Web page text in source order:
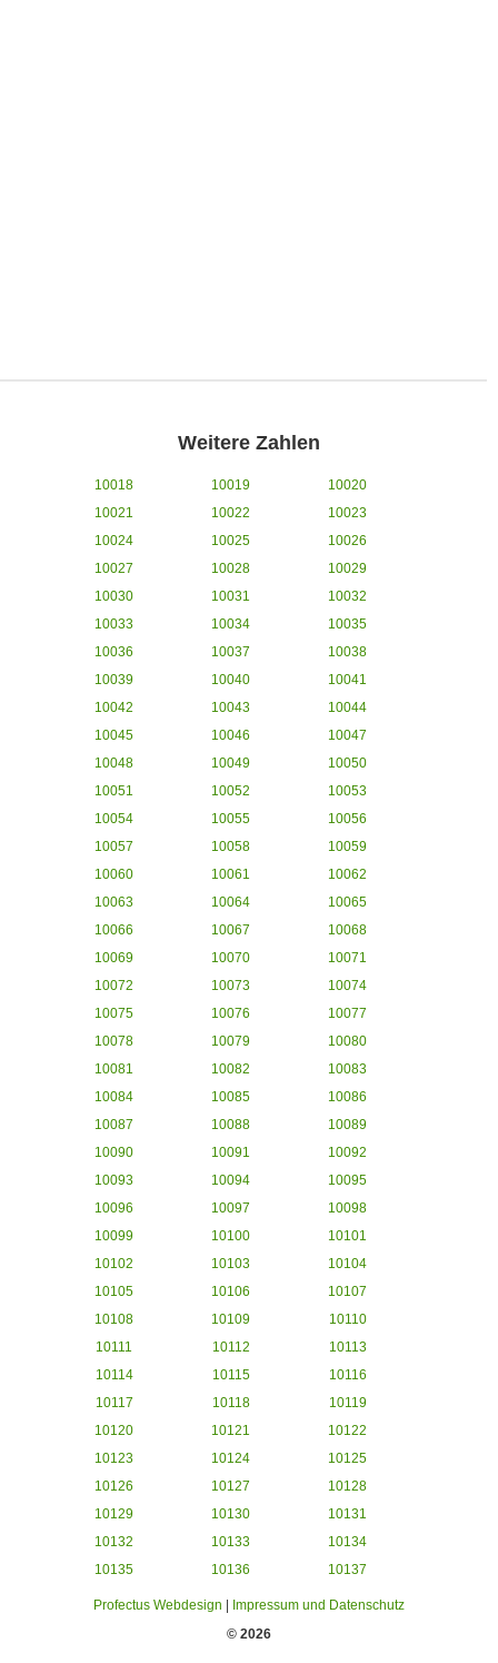
Weitere Zahlen
10018 10019
10020
10021
10022
10023
10024
10025
10026
10027
10028
10029
10030
10031
10032
10033
10034
10035
10036
10037
10038
10039
10040
10041
10042
10043
10044
10045
10046
10047
10048
10049
10050
10051
10052
10053
10054
10055
10056
10057
10058
10059
10060
10061
10062
10063
10064
10065
10066
10067
10068
10069
10070
10071
10072
10073
10074
10075
10076
10077
10078
10079
10080
10081
10082
10083
10084
10085
10086
10087
10088
10089
10090
10091
10092
10093
10094
10095
10096
10097
10098
10099
10100
10101
10102
10103
10104
10105
10106
10107
10108
10109
10110
10111
10112
10113
10114
10115
10116
10117
10118
10119
10120
10121
10122
10123
10124
10125
10126
10127
10128
10129
10130
10131
10132
10133
10134
10135
10136 10137
Profectus Webdesign
Impressum und Datenschutz
© 2026